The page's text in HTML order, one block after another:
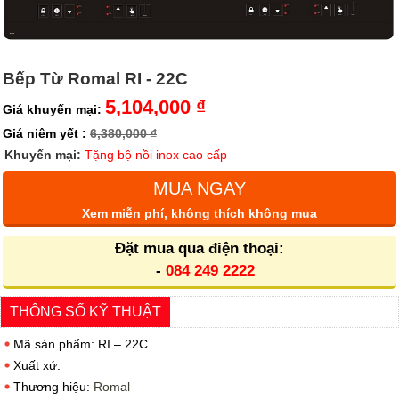
Bếp Từ Romal RI - 22C
Giá khuyến mại: 5,104,000 ₫
Giá niêm yết : 6,380,000 ₫
Khuyến mại: Tặng bộ nồi inox cao cấp
MUA NGAY
Xem miễn phí, không thích không mua
Đặt mua qua điện thoại:
- 084 249 2222
THÔNG SỐ KỸ THUẬT
Mã sản phẩm: RI – 22C
Xuất xứ:
Thương hiệu: Romal